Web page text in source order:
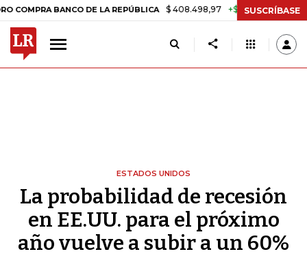
BANCO DE LA REPÚBLICA $ 408.498,97 +$ 8.753,81 +2,19%
SUSCRÍBASE
ESTADOS UNIDOS
La probabilidad de recesión
en EE.UU. para el próximo
año vuelve a subir a un 60%